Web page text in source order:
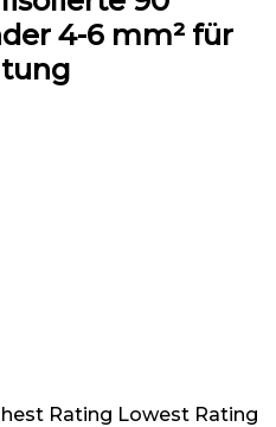
4-6 mm² für
Rating Lowest Rating